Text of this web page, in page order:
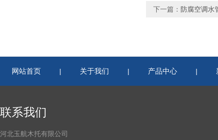
下一篇： 防腐空调水
网站首页 | 关于我们 | 产品中心 |
联系我们
河北玉航木托有限公司